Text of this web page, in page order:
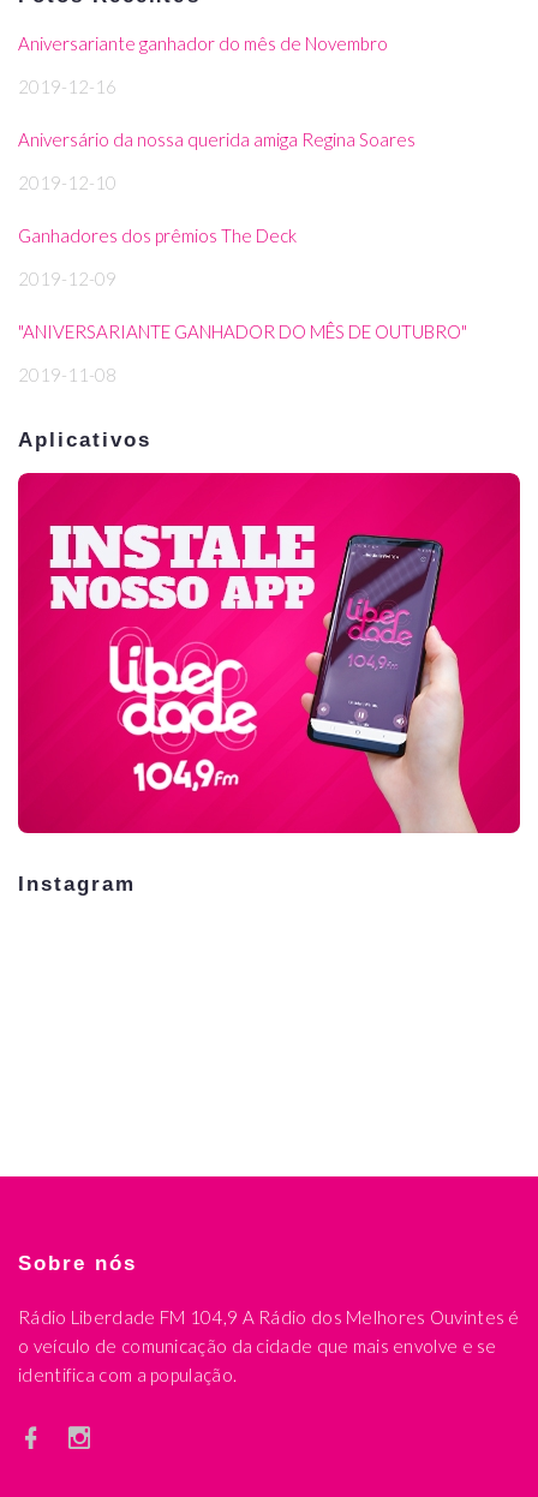
Aniversariante ganhador do mês de Novembro
2019-12-16
Aniversário da nossa querida amiga Regina Soares
2019-12-10
Ganhadores dos prêmios The Deck
2019-12-09
"ANIVERSARIANTE GANHADOR DO MÊS DE OUTUBRO"
2019-11-08
Aplicativos
Instagram
Sobre nós
Rádio Liberdade FM 104,9 A Rádio dos Melhores Ouvintes é
o veículo de comunicação da cidade que mais envolve e se
identifica com a população.